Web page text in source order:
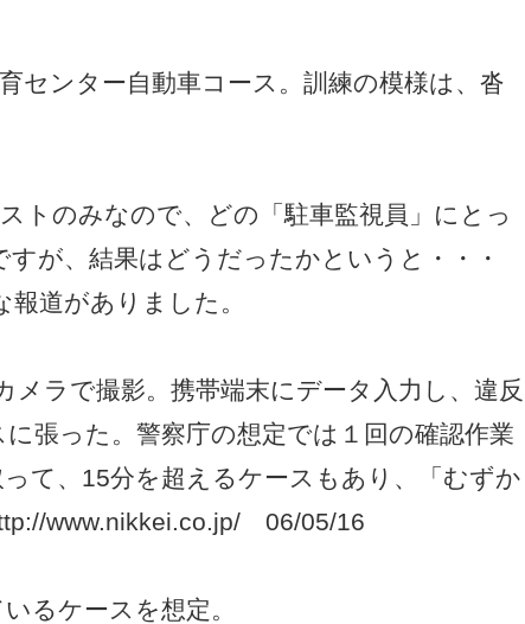
センター自動車コース。訓練の模様は、沓
トのみなので、どの「駐車監視員」にとっ
が、結果はどうだったかというと・・・
道がありました。
メラで撮影。携帯端末にデータ入力し、違反
張った。警察庁の想定では１回の確認作業
て、15分を超えるケースもあり、「むずか
www.nikkei.co.jp/ 06/05/16
るケースを想定。